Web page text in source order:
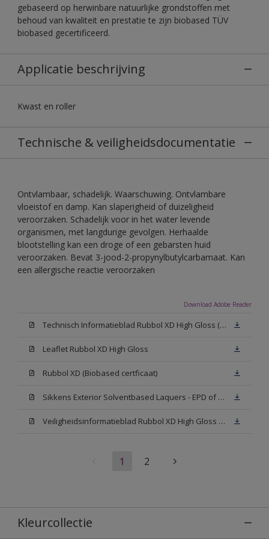
gebaseerd op herwinbare natuurlijke grondstoffen met
behoud van kwaliteit en prestatie te zijn biobased TÜV
biobased gecertificeerd.
Applicatie beschrijving
Kwast en roller
Technische & veiligheidsdocumentatie
Ontvlambaar, schadelijk. Waarschuwing. Ontvlambare
vloeistof en damp. Kan slaperigheid of duizeligheid
veroorzaken. Schadelijk voor in het water levende
organismen, met langdurige gevolgen. Herhaalde
blootstelling kan een droge of een gebarsten huid
veroorzaken. Bevat 3-jood-2-propynylbutylcarbamaat. Kan
een allergische reactie veroorzaken
Download Adobe Reader
Technisch Informatieblad Rubbol XD High Gloss (PDF)
Leaflet Rubbol XD High Gloss
Rubbol XD (Biobased certficaat)
Sikkens Exterior Solventbased Laquers - EPD of Milieuproductverklaring
Veiligheidsinformatieblad Rubbol XD High Gloss White W05 (MSDS)
1 2
Kleurcollectie